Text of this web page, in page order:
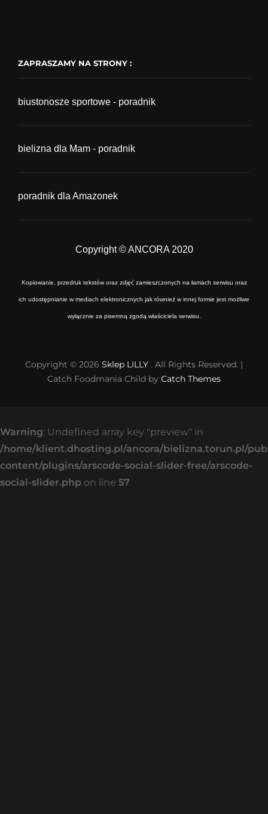
ZAPRASZAMY NA STRONY :
biustonosze sportowe - poradnik
bielizna dla Mam - poradnik
poradnik dla Amazonek
Copyright © ANCORA 2020
Kopiowanie, przedruk tekstów oraz zdjęć zamieszczonych na łamach serwisu oraz
ich udostępnianie w mediach elektronicznych jak również w innej formie jest możliwe
wyłącznie za pisemną zgodą właściciela serwisu.
Copyright © 2026 Sklep LILLY . All Rights Reserved. |
Catch Foodmania Child by Catch Themes
Warning: Undefined array key "preview" in
/home/klient.dhosting.pl/ancora/bielizna.torun.pl/
content/plugins/arscode-social-slider-free/arscode-
social-slider.php on line 57